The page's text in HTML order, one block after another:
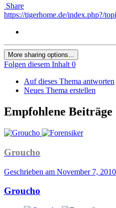
Share
https://tigerhome.de/index.php?/
More sharing options...
Folgen diesem Inhalt 0
Auf dieses Thema antworten
Neues Thema erstellen
Empfohlene Beiträge
Groucho
Geschrieben am November 7, 2010
Groucho